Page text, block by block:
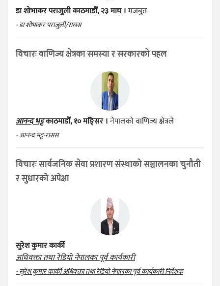
डा शोभाकर पराजुलीकाठमाडौँ, २३ माघ ।मजबुत
- डा शोभाकर पराजुली/रासस
विचारः वाणिज्य क्षेत्रका समस्या र सरकारको पहल
आनन्द भट्टकाठमाडौँ, १० मङ्सिर ।नेपालको वाणिज्य क्षेत्रले
- आनन्द भट्ट-रासस
विचारः सार्वजनिक सेवा प्रशारण संस्थाको सञ्चालनका चुनौती
र सुधारको अपेक्षा
सुरेश कुमार कार्की
अधिवक्ता तथा रेडियो नेपालका पूर्व कार्यकारी
- सुरेश कुमार कार्की अधिवक्ता तथा रेडियो नेपालका पूर्व कार्यकारी निर्देशक